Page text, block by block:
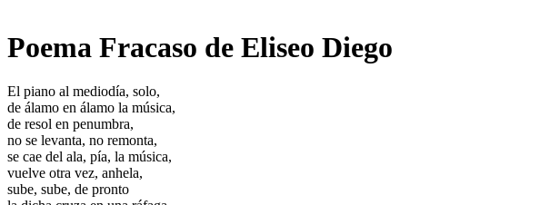
Poema Fracaso de Eliseo Diego
El piano al mediodía, solo,
de álamo en álamo la música,
de resol en penumbra,
no se levanta, no remonta,
se cae del ala, pía, la música,
vuelve otra vez, anhela,
sube, sube, de pronto